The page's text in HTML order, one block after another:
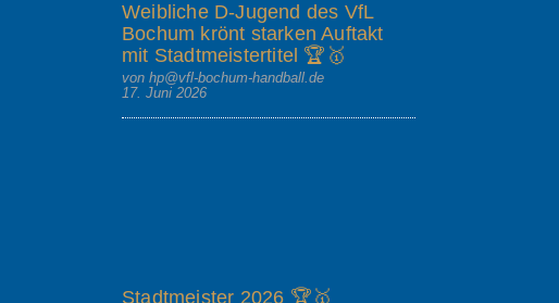
Weibliche D-Jugend des VfL
Bochum krönt starken Auftakt
mit Stadtmeistertitel 🏆🥇
von hp@vfl-bochum-handball.de
17. Juni 2026
Stadtmeister 2026 🏆🥇